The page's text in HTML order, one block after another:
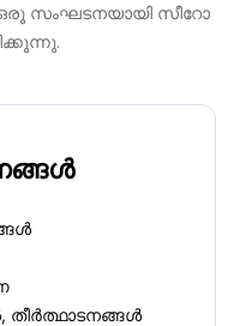
സംഘടനയായി സീറോ